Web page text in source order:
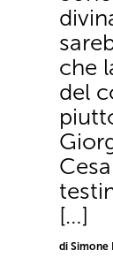
che
del
[…]
di Simone